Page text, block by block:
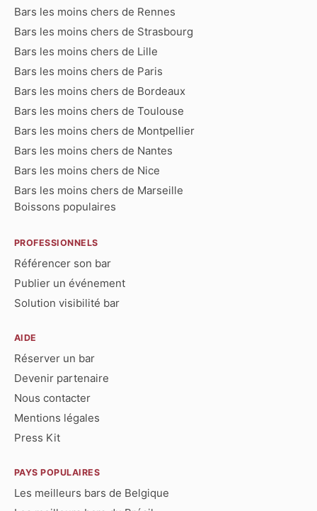
Bars les moins chers de Rennes
Bars les moins chers de Strasbourg
Bars les moins chers de Lille
Bars les moins chers de Paris
Bars les moins chers de Bordeaux
Bars les moins chers de Toulouse
Bars les moins chers de Montpellier
Bars les moins chers de Nantes
Bars les moins chers de Nice
Bars les moins chers de Marseille
Boissons populaires
PROFESSIONNELS
Référencer son bar
Publier un événement
Solution visibilité bar
AIDE
Réserver un bar
Devenir partenaire
Nous contacter
Mentions légales
Press Kit
PAYS POPULAIRES
Les meilleurs bars de Belgique